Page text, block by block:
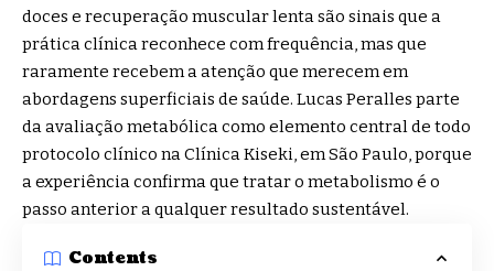
doces e recuperação muscular lenta são sinais que a
prática clínica reconhece com frequência, mas que
raramente recebem a atenção que merecem em
abordagens superficiais de saúde. Lucas Peralles parte
da avaliação metabólica como elemento central de todo
protocolo clínico na Clínica Kiseki, em São Paulo, porque
a experiência confirma que tratar o metabolismo é o
passo anterior a qualquer resultado sustentável.
Contents